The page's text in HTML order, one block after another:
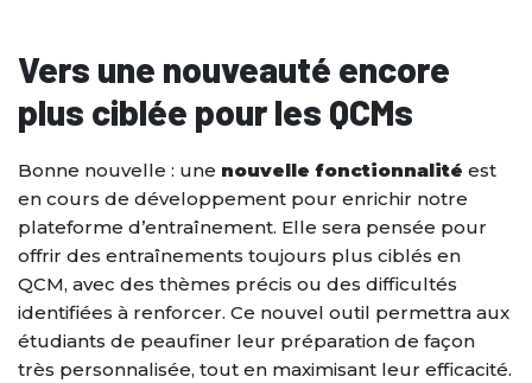
Vers une nouveauté encore
plus ciblée pour les QCMs
Bonne nouvelle : une nouvelle fonctionnalité est
en cours de développement pour enrichir notre
plateforme d’entraînement. Elle sera pensée pour
offrir des entraînements toujours plus ciblés en
QCM, avec des thèmes précis ou des difficultés
identifiées à renforcer. Ce nouvel outil permettra aux
étudiants de peaufiner leur préparation de façon
très personnalisée, tout en maximisant leur efficacité.